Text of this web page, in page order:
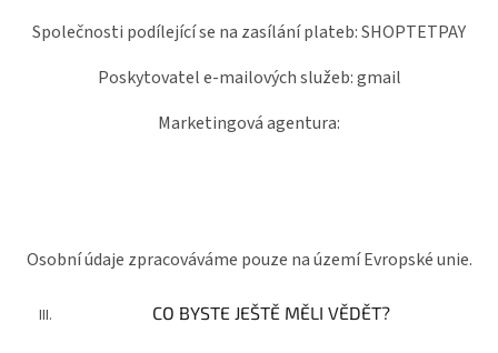
Společnosti podílející se na zasílání plateb: SHOPTETPAY
Poskytovatel e-mailových služeb: gmail
Marketingová agentura:
Osobní údaje zpracováváme pouze na území Evropské unie.
CO BYSTE JEŠTĚ MĚLI VĚDĚT?